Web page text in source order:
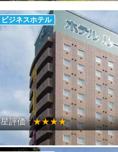
ビジネスホテル
星評価 :★★★★